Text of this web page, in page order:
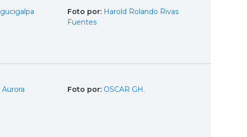
Foto por: Harold Rolando Rivas
Fuentes
Aurora
Foto por: OSCAR GH.